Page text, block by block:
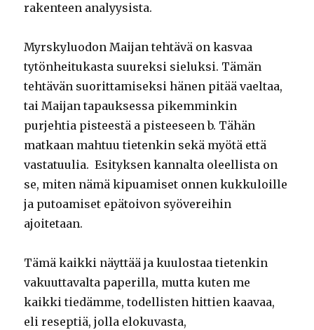
rakenteen analyysista.
Myrskyluodon Maijan tehtävä on kasvaa
tytönheitukasta suureksi sieluksi. Tämän
tehtävän suorittamiseksi hänen pitää vaeltaa,
tai Maijan tapauksessa pikemminkin
purjehtia pisteestä a pisteeseen b. Tähän
matkaan mahtuu tietenkin sekä myötä että
vastatuulia. Esityksen kannalta oleellista on
se, miten nämä kipuamiset onnen kukkuloille
ja putoamiset epätoivon syövereihin
ajoitetaan.
Tämä kaikki näyttää ja kuulostaa tietenkin
vakuuttavalta paperilla, mutta kuten me
kaikki tiedämme, todellisten hittien kaavaa,
eli reseptiä, jolla elokuvasta,